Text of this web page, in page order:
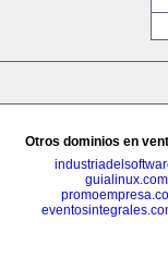
Otros dominios en
guialinux.com